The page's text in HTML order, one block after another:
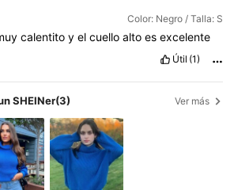
Color: Negro / Talla: S
calentito y el cuello alto es excelente
Útil (1)
SHEINer(3) Ver más